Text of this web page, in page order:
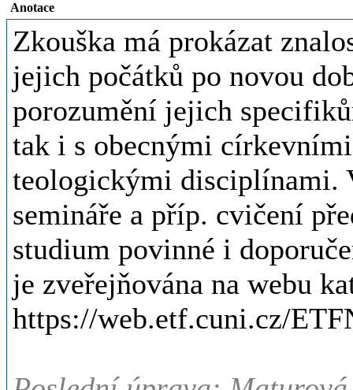
Anotace
Zkouška má prokázat
jejich počátků po novou
porozumění jejich
tak i s obecnými
teologickými disciplínami.
semináře a příp. cvičení
studium povinné i
je zveřejňována na webu
https://web.etf.cuni.cz/